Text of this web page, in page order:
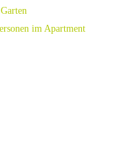
im Apartment